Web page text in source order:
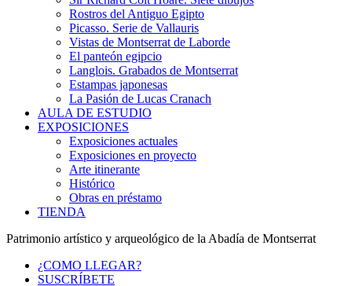
Rostros del Antiguo Egipto
Picasso. Serie de Vallauris
Vistas de Montserrat de Laborde
El panteón egipcio
Langlois. Grabados de Montserrat
Estampas japonesas
La Pasión de Lucas Cranach
AULA DE ESTUDIO
EXPOSICIONES
Exposiciones actuales
Exposiciones en proyecto
Arte itinerante
Histórico
Obras en préstamo
TIENDA
Patrimonio artístico y arqueológico de la Abadía de Montserrat
¿COMO LLEGAR?
SUSCRÍBETE